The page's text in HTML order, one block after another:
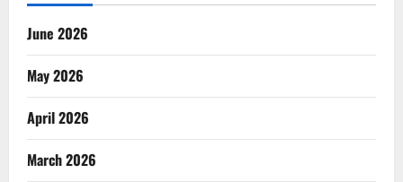
June 2026
May 2026
April 2026
March 2026